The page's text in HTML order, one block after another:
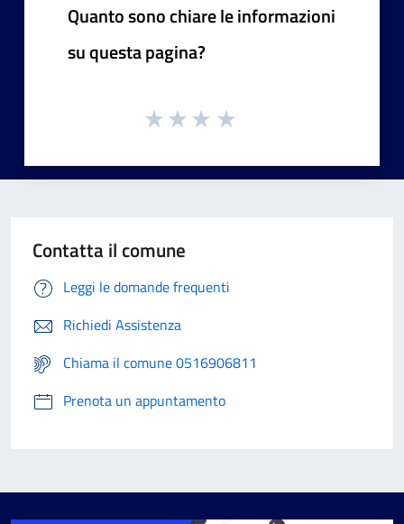
Quanto sono chiare le informazioni
su questa pagina?
Contatta il comune
Leggi le domande frequenti
Richiedi Assistenza
Chiama il comune 0516906811
Prenota un appuntamento